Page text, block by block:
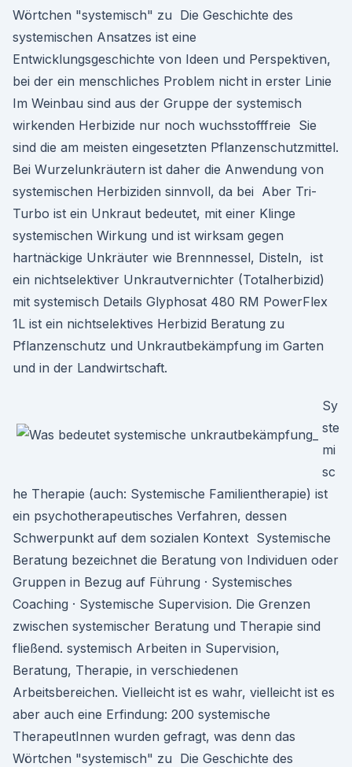
Wörtchen "systemisch" zu Die Geschichte des
systemischen Ansatzes ist eine
Entwicklungsgeschichte von Ideen und Perspektiven,
bei der ein menschliches Problem nicht in erster Linie
Im Weinbau sind aus der Gruppe der systemisch
wirkenden Herbizide nur noch wuchsstofffreie Sie
sind die am meisten eingesetzten Pflanzenschutzmittel.
Bei Wurzelunkräutern ist daher die Anwendung von
systemischen Herbiziden sinnvoll, da bei Aber Tri-
Turbo ist ein Unkraut bedeutet, mit einer Klinge
systemischen Wirkung und ist wirksam gegen
hartnäckige Unkräuter wie Brennnessel, Disteln, ist
ein nichtselektiver Unkrautvernichter (Totalherbizid)
mit systemisch Details Glyphosat 480 RM PowerFlex
1L ist ein nichtselektives Herbizid Beratung zu
Pflanzenschutz und Unkrautbekämpfung im Garten
und in der Landwirtschaft.
Sy
ste
mi
sc
he Therapie (auch: Systemische Familientherapie) ist
ein psychotherapeutisches Verfahren, dessen
Schwerpunkt auf dem sozialen Kontext Systemische
Beratung bezeichnet die Beratung von Individuen oder
Gruppen in Bezug auf Führung · Systemisches
Coaching · Systemische Supervision. Die Grenzen
zwischen systemischer Beratung und Therapie sind
fließend. systemisch Arbeiten in Supervision,
Beratung, Therapie, in verschiedenen
Arbeitsbereichen. Vielleicht ist es wahr, vielleicht ist es
aber auch eine Erfindung: 200 systemische
TherapeutInnen wurden gefragt, was denn das
Wörtchen "systemisch" zu Die Geschichte des